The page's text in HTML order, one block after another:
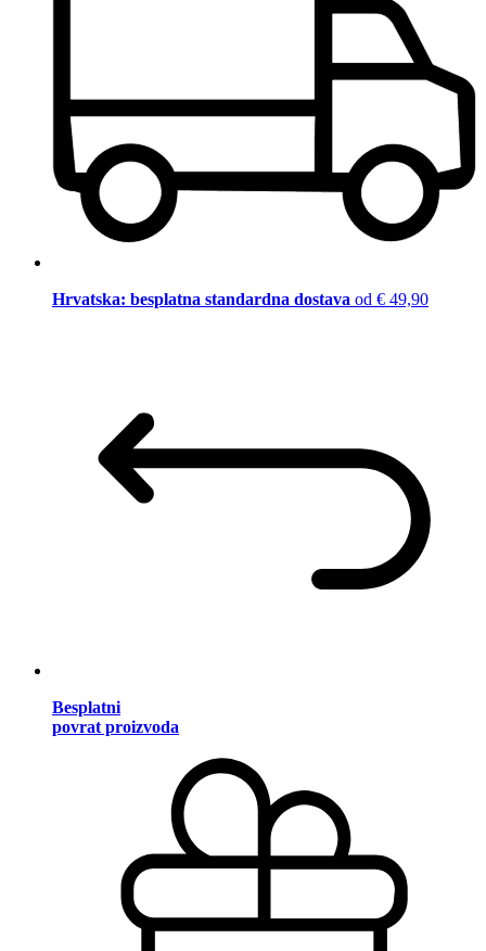
Hrvatska: besplatna standardna dostava od € 49,90
Besplatni
povrat proizvoda